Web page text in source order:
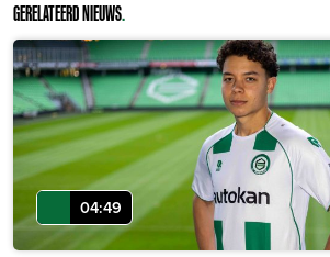
GERELATEERD NIEUWS.
04:49